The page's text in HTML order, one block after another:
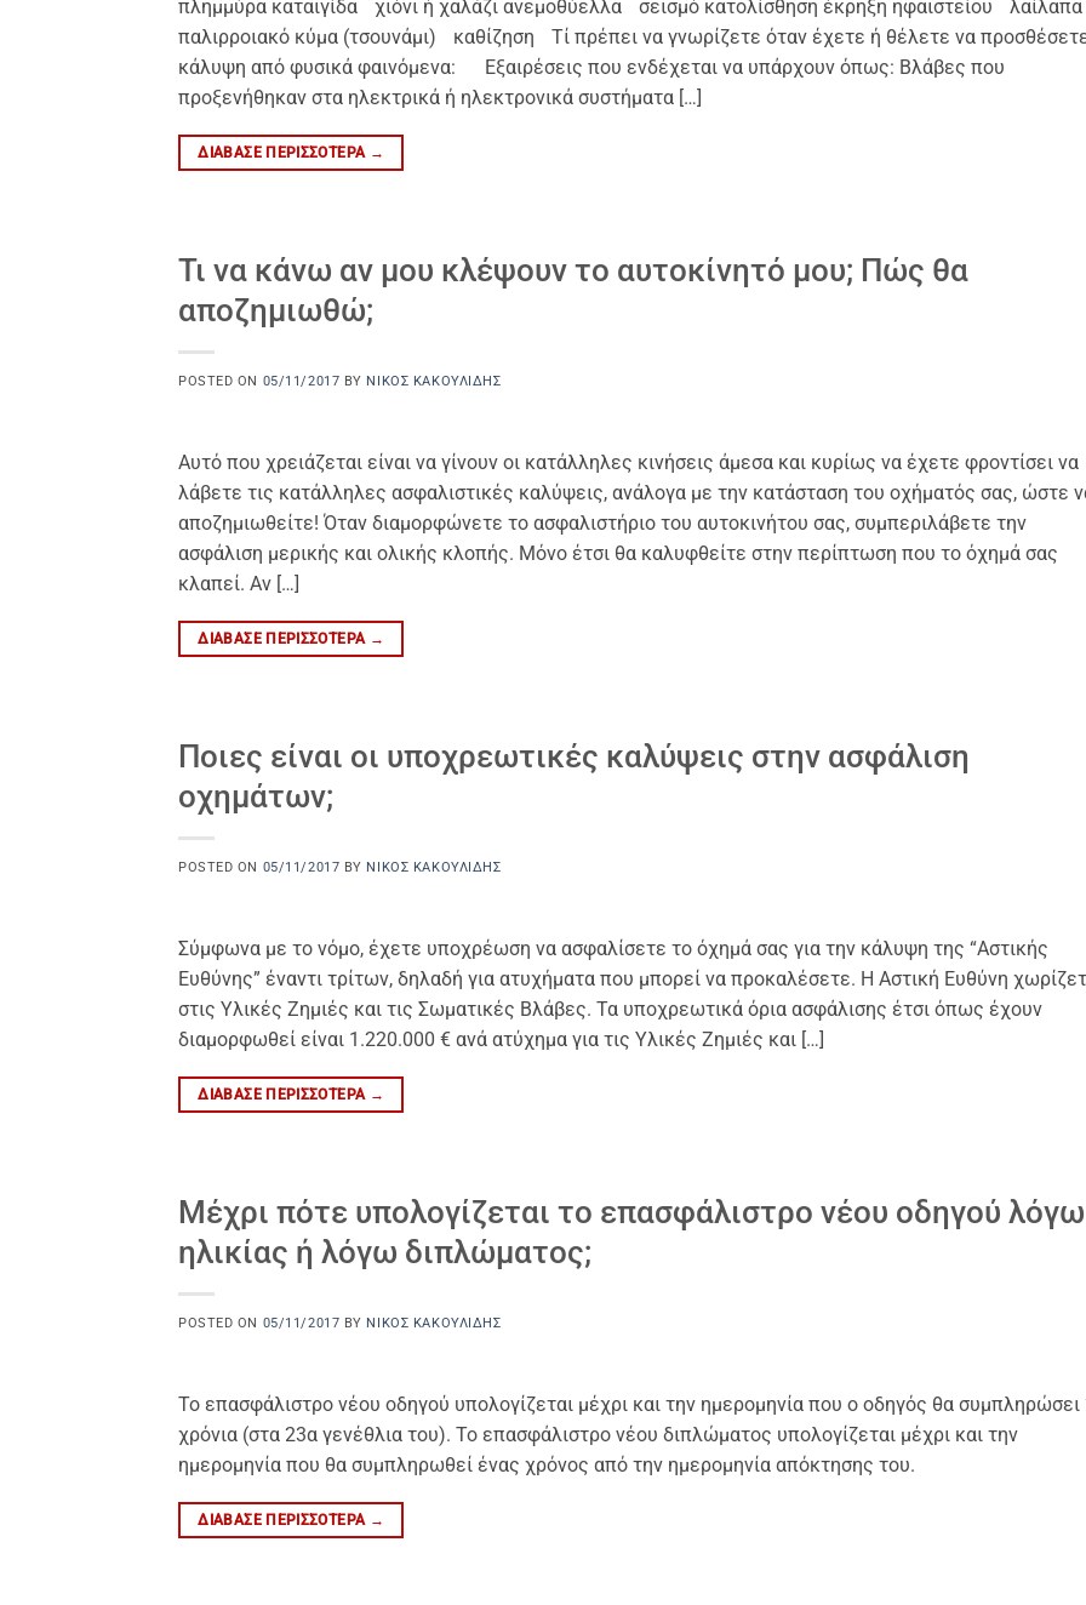
πλημμύρα καταιγίδα χιόνι ή χαλάζι ανεμοθύελλα σεισμό κατολίσθηση έκρηξη ηφαιστείου
παλιρροιακό κύμα (τσουνάμι) καθίζηση Τί πρέπει να γνωρίζετε όταν έχετε ή θέλετε να
κάλυψη από φυσικά φαινόμενα: Εξαιρέσεις που ενδέχεται να υπάρχουν όπως: Βλάβες που
προξενήθηκαν στα ηλεκτρικά ή ηλεκτρονικά συστήματα […]
ΔΙΆΒΑΣΕ ΠΕΡΙΣΣΌΤΕΡΑ →
Τι να κάνω αν μου κλέψουν το αυτοκίνητό μου; Πώς θα
αποζημιωθώ;
POSTED ON 05/11/2017 BY ΝΊΚΟΣ ΚΑΚΟΥΛΊΔΗΣ
Αυτό που χρειάζεται είναι να γίνουν οι κατάλληλες κινήσεις άμεσα και κυρίως να έχετε φροντίσει να
λάβετε τις κατάλληλες ασφαλιστικές καλύψεις, ανάλογα με την κατάσταση του οχήματός σας, ώστε
αποζημιωθείτε! Όταν διαμορφώνετε το ασφαλιστήριο του αυτοκινήτου σας, συμπεριλάβετε την
ασφάλιση μερικής και ολικής κλοπής. Μόνο έτσι θα καλυφθείτε στην περίπτωση που το όχημά σας
κλαπεί. Αν […]
ΔΙΆΒΑΣΕ ΠΕΡΙΣΣΌΤΕΡΑ →
Ποιες είναι οι υποχρεωτικές καλύψεις στην ασφάλιση
οχημάτων;
POSTED ON 05/11/2017 BY ΝΊΚΟΣ ΚΑΚΟΥΛΊΔΗΣ
Σύμφωνα με το νόμο, έχετε υποχρέωση να ασφαλίσετε το όχημά σας για την κάλυψη της “Αστικής
Ευθύνης” έναντι τρίτων, δηλαδή για ατυχήματα που μπορεί να προκαλέσετε. Η Αστική Ευθύνη
στις Υλικές Ζημιές και τις Σωματικές Βλάβες. Τα υποχρεωτικά όρια ασφάλισης έτσι όπως έχουν
διαμορφωθεί είναι 1.220.000 € ανά ατύχημα για τις Υλικές Ζημιές και […]
ΔΙΆΒΑΣΕ ΠΕΡΙΣΣΌΤΕΡΑ →
Μέχρι πότε υπολογίζεται το επασφάλιστρο νέου οδηγού λόγω
ηλικίας ή λόγω διπλώματος;
POSTED ON 05/11/2017 BY ΝΊΚΟΣ ΚΑΚΟΥΛΊΔΗΣ
Το επασφάλιστρο νέου οδηγού υπολογίζεται μέχρι και την ημερομηνία που ο οδηγός θα συμπληρώσει
χρόνια (στα 23α γενέθλια του). Το επασφάλιστρο νέου διπλώματος υπολογίζεται μέχρι και την
ημερομηνία που θα συμπληρωθεί ένας χρόνος από την ημερομηνία απόκτησης του.
ΔΙΆΒΑΣΕ ΠΕΡΙΣΣΌΤΕΡΑ →